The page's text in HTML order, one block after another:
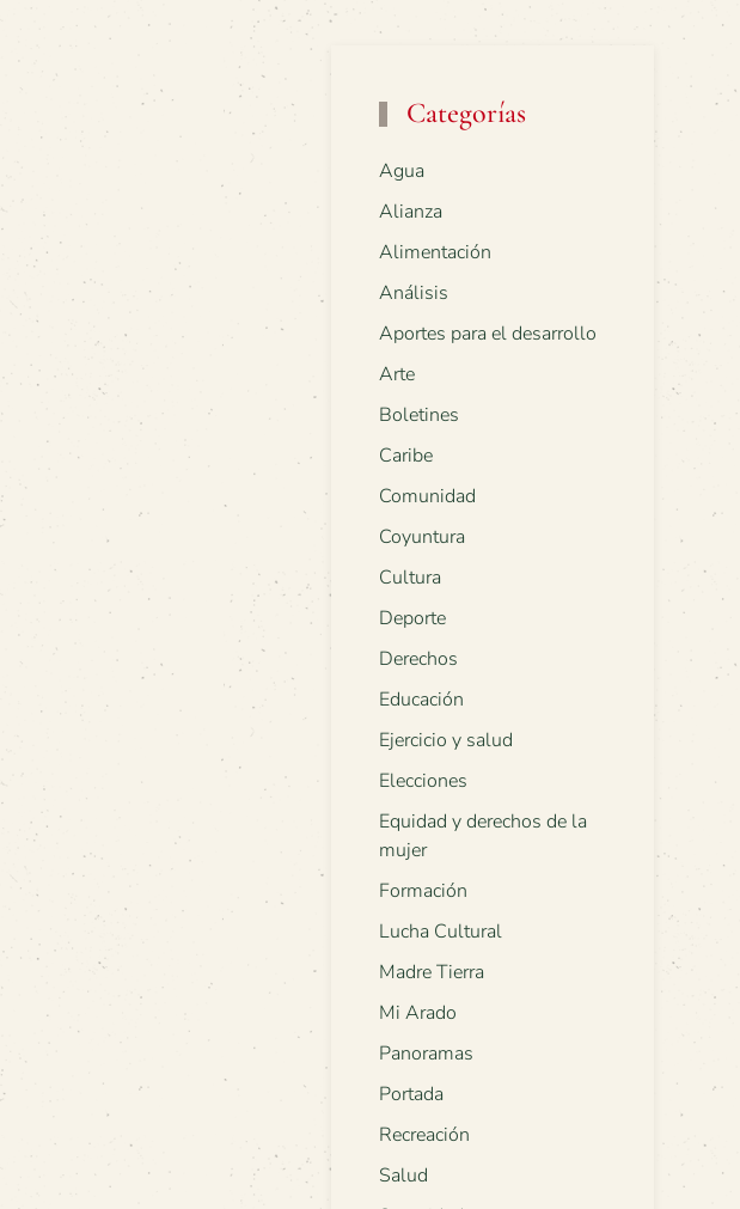
Categorías
Agua
Alianza
Alimentación
Análisis
Aportes para el desarrollo
Arte
Boletines
Caribe
Comunidad
Coyuntura
Cultura
Deporte
Derechos
Educación
Ejercicio y salud
Elecciones
Equidad y derechos de la
mujer
Formación
Lucha Cultural
Madre Tierra
Mi Arado
Panoramas
Portada
Recreación
Salud